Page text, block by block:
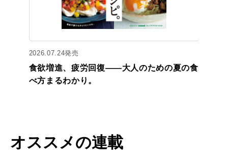
2026.07.24発売
食欲増進、疲労回復——大人のための夏の食
べ方まるわかり。
オススメの連載